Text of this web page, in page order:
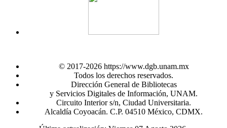
© 2017-2026 https://www.dgb.unam.mx
Todos los derechos reservados.
Dirección General de Bibliotecas
y Servicios Digitales de Información, UNAM.
Circuito Interior s/n, Ciudad Universitaria.
Alcaldía Coyoacán. C.P. 04510 México, CDMX.